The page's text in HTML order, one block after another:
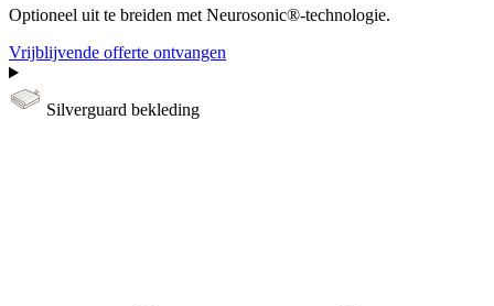
Optioneel uit te breiden met Neurosonic®-technologie.
Vrijblijvende offerte ontvangen
Silverguard bekleding